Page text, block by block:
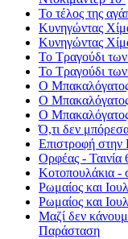
Το τέλος της
Κυνηγώντας
Κυνηγώντας
Το Τραγούδι
Το Τραγούδι
Ο
Ο
Ο
Ό,τι δεν
Επιστροφή στην
Ορφέας - Ταινία
Κοτοπουλάκια -
Ρωμαίος και
Ρωμαίος και
Μαζί δεν
Παράσταση